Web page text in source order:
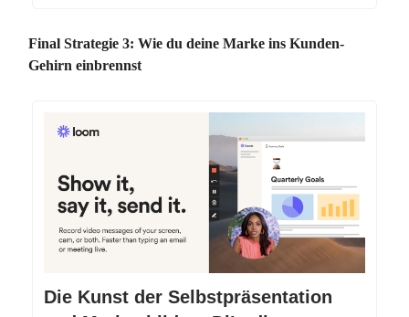
Final Strategie 3: Wie du deine Marke ins Kunden-
Gehirn einbrennst
Die Kunst der Selbstpräsentation